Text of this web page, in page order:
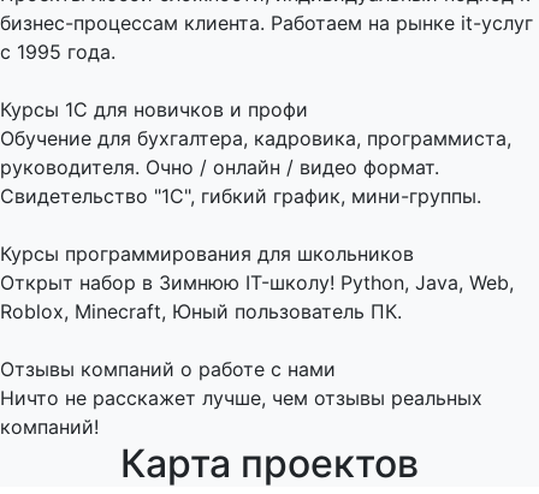
бизнес-процессам клиента. Работаем на рынке it-услуг
с 1995 года.
Курсы 1С для новичков и профи
Обучение для бухгалтера, кадровика, программиста,
руководителя. Очно / онлайн / видео формат.
Свидетельство "1С", гибкий график, мини-группы.
Курсы программирования для школьников
Открыт набор в Зимнюю IT-школу! Python, Java, Web,
Roblox, Minecraft, Юный пользователь ПК.
Отзывы компаний о работе с нами
Ничто не расскажет лучше, чем отзывы реальных
компаний!
Карта проектов